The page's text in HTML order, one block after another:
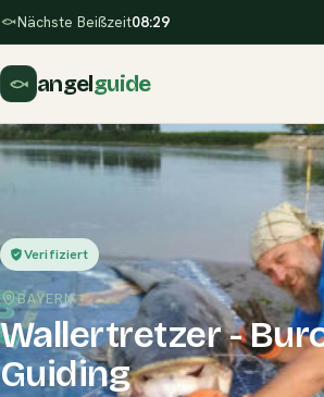
Nächste Beißzeit08:29
angelguide
Verifiziert
BAYERN
Wallertretzer -
Guiding